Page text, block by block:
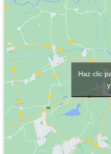
Haz clic